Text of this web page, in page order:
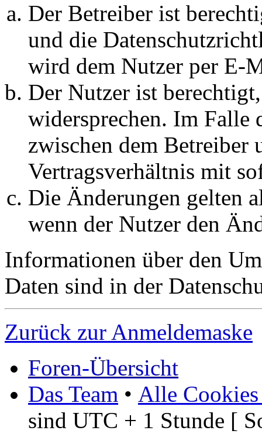
Der Betreiber ist
und die
wird dem Nutzer per E-
Der Nutzer ist
widersprechen. Im Falle
zwischen dem Betreiber
Vertragsverhältnis mit
Die Änderungen gelten
wenn der Nutzer den
Informationen über den
Daten sind in der
Zurück zur Anmeldemaske
Foren-Übersicht
Das Team • Alle Cookies
sind UTC + 1 Stunde [